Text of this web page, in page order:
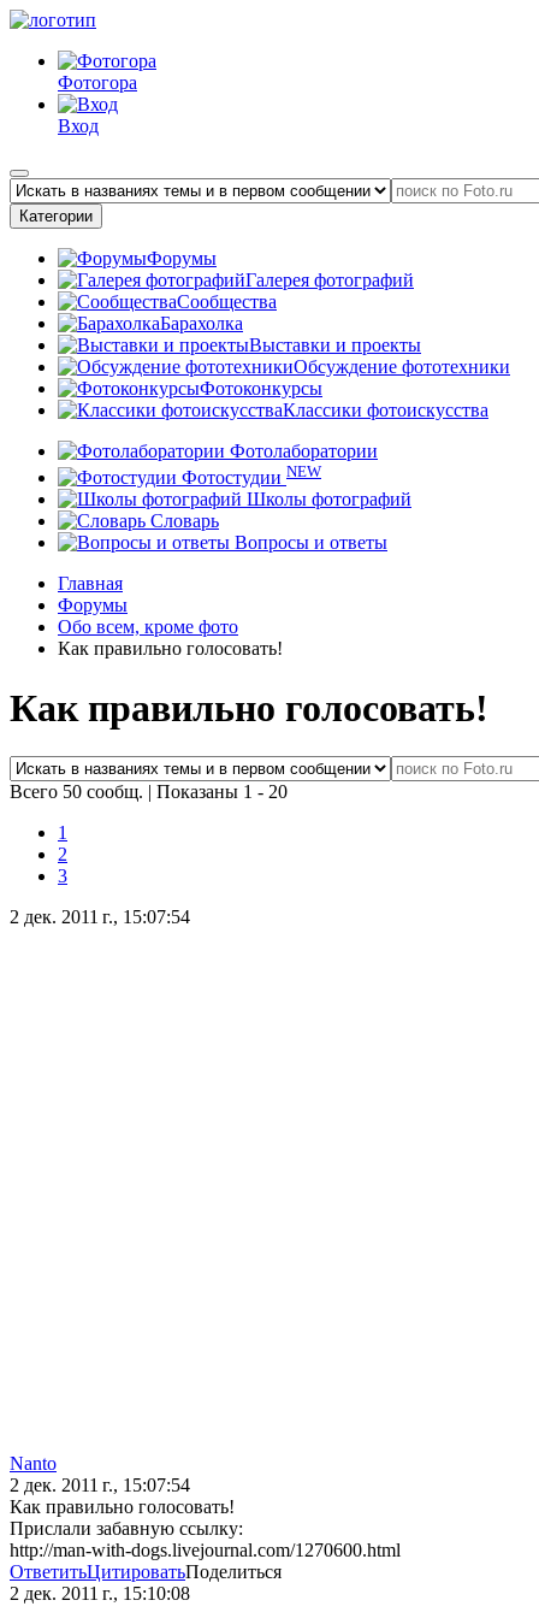
Фотогора
Вход
Категории
Форумы
Галерея фотографий
Сообщества
Барахолка
Выставки и проекты
Обсуждение фототехники
Фотоконкурсы
Классики фотоискусства
Фотолаборатории
Фотостудии NEW
Школы фотографий
Словарь
Вопросы и ответы
Главная
Форумы
Обо всем, кроме фото
Как правильно голосовать!
Как правильно голосовать!
Всего 50 сообщ. | Показаны 1 - 20
1
2
3
2 дек. 2011 г., 15:07:54
Nanto
2 дек. 2011 г., 15:07:54
Как правильно голосовать!
Прислали забавную ссылку:
http://man-with-dogs.livejournal.com/1270600.html
ОтветитьЦитироватьПоделиться
2 дек. 2011 г., 15:10:08